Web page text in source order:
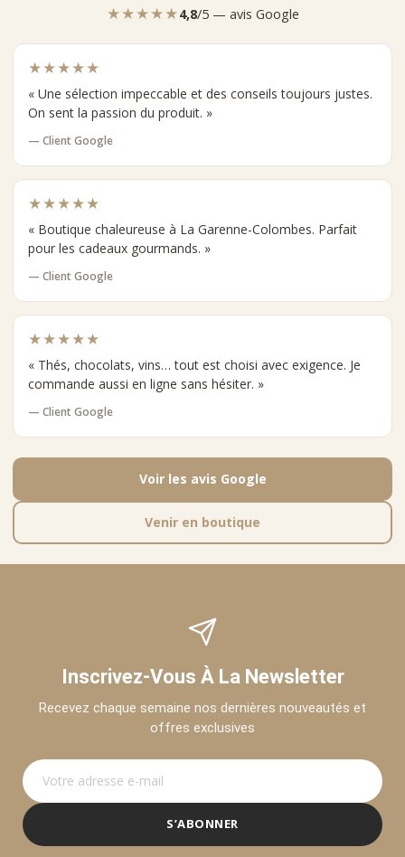
★★★★★4,8/5 — avis Google
★★★★★
« Une sélection impeccable et des conseils toujours justes.
On sent la passion du produit. »
— Client Google
★★★★★
« Boutique chaleureuse à La Garenne-Colombes. Parfait
pour les cadeaux gourmands. »
— Client Google
★★★★★
« Thés, chocolats, vins… tout est choisi avec exigence. Je
commande aussi en ligne sans hésiter. »
— Client Google
Voir les avis Google
Venir en boutique
Inscrivez-Vous À La Newsletter
Recevez chaque semaine nos dernières nouveautés et
offres exclusives
S’ABONNER